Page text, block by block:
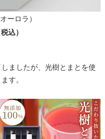
ーロラ）
込）
ましたが、光樹とまとを使
す。